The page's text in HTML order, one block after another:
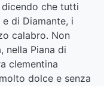
che tutti
di Diamante, i
calabro. Non
nella Piana di
clementina
dolce e senza